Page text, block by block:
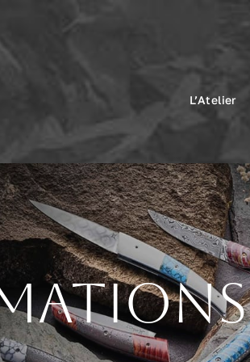
L’Atelier